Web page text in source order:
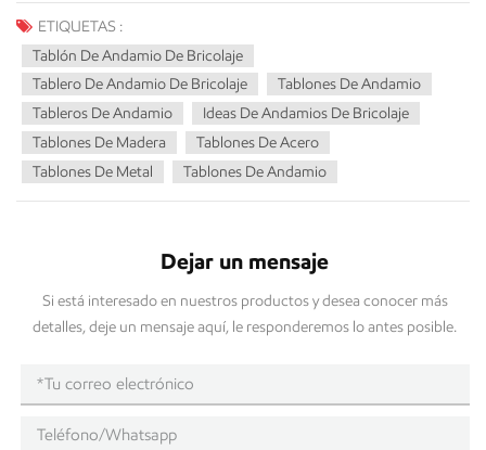
ETIQUETAS :
Tablón De Andamio De Bricolaje
Tablero De Andamio De Bricolaje
Tablones De Andamio
Tableros De Andamio
Ideas De Andamios De Bricolaje
Tablones De Madera
Tablones De Acero
Tablones De Metal
Tablones De Andamio
Dejar un mensaje
Si está interesado en nuestros productos y desea conocer más
detalles, deje un mensaje aquí, le responderemos lo antes posible.